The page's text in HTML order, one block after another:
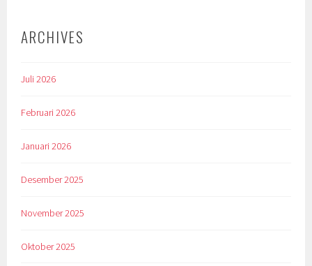
ARCHIVES
Juli 2026
Februari 2026
Januari 2026
Desember 2025
November 2025
Oktober 2025